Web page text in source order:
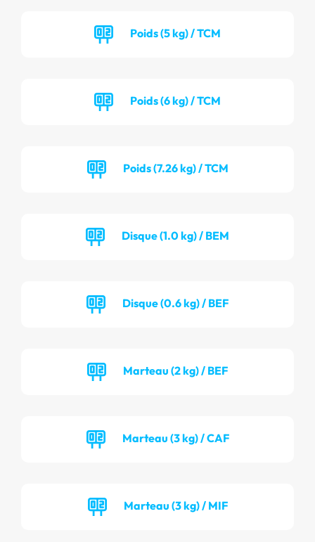
Poids (5 kg) / TCM
Poids (6 kg) / TCM
Poids (7.26 kg) / TCM
Disque (1.0 kg) / BEM
Disque (0.6 kg) / BEF
Marteau (2 kg) / BEF
Marteau (3 kg) / CAF
Marteau (3 kg) / MIF